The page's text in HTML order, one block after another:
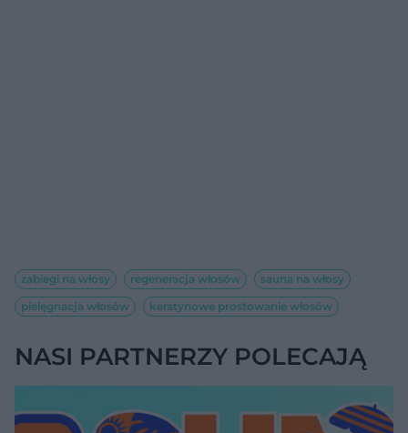
zabiegi na włosy regeneracja włosów
sauna na włosy
pielęgnacja włosów
keratynowe prostowanie włosów
NASI PARTNERZY POLECAJĄ